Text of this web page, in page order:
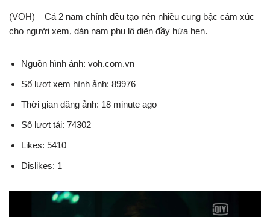
(VOH) – Cả 2 nam chính đều tạo nên nhiều cung bậc cảm xúc
cho người xem, dàn nam phụ lộ diện đầy hứa hẹn.
Nguồn hình ảnh: voh.com.vn
Số lượt xem hình ảnh: 89976
Thời gian đăng ảnh: 18 minute ago
Số lượt tải: 74302
Likes: 5410
Dislikes: 1